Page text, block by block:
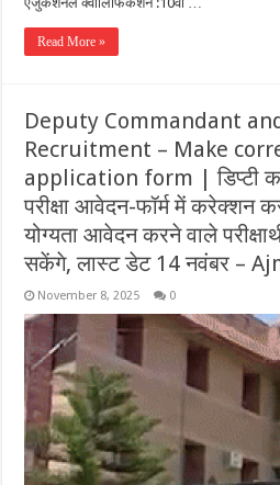
Read More »
Deputy Commandant
Recruitment – Make
application form | डिप्टी
परीक्षा आवेदन-फॉर्म में करेक्शन
योग्यता आवेदन करने वाले
सकेंगे, लास्ट डेट 14 नवंबर –
November 8, 2025 0